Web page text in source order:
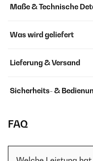
Maße & Technische
Was wird geliefert
Lieferung & Versand
Sicherheits- &
FAQ